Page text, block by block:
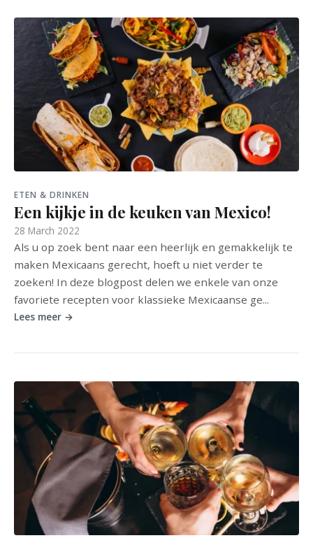
ETEN & DRINKEN
Een kijkje in de keuken van Mexico!
28 March 2022
Als u op zoek bent naar een heerlijk en gemakkelijk te
maken Mexicaans gerecht, hoeft u niet verder te
zoeken! In deze blogpost delen we enkele van onze
favoriete recepten voor klassieke Mexicaanse ge...
Lees meer →